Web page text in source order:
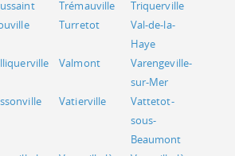
Trémauville
Triquerville
Turretot
Val-de-la-
Haye
Valmont
Varengeville-
sur-Mer
Vatierville
Vattetot-
sous-
Beaumont